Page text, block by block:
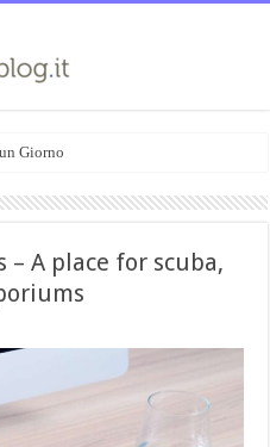
Giorno
– A place for scuba,